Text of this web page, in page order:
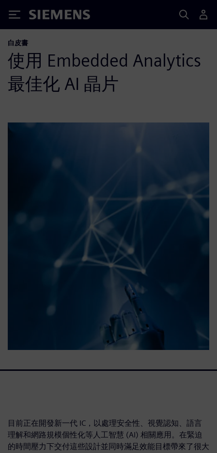
Siemens
白皮書
使用 Embedded Analytics
最佳化 AI 晶片
目前正在開發新一代 IC，以處理安全性、視覺認知、語言
理解和網路規模個性化等人工智慧 (AI) 相關應用。在緊迫
的時間壓力下交付這些設計並同時滿足效能目標帶來了很大